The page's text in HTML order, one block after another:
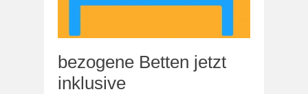
bezogene Betten jetzt
inklusive